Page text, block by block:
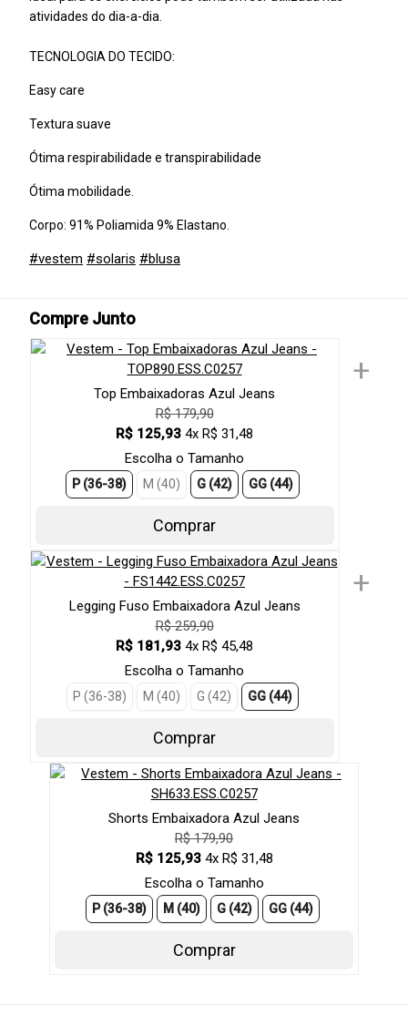
atividades do dia-a-dia.
TECNOLOGIA DO TECIDO:
Easy care
Textura suave
Ótima respirabilidade e transpirabilidade
Ótima mobilidade.
Corpo: 91% Poliamida 9% Elastano.
#vestem #solaris #blusa
Compre Junto
Top Embaixadoras Azul Jeans
R$ 179,90
R$ 125,93 4x R$ 31,48
Escolha o Tamanho
P (36-38) M (40) G (42) GG (44)
Comprar
+
Legging Fuso Embaixadora Azul Jeans
R$ 259,90
R$ 181,93 4x R$ 45,48
Escolha o Tamanho
P (36-38) M (40) G (42) GG (44)
Comprar
+
Shorts Embaixadora Azul Jeans
R$ 179,90
R$ 125,93 4x R$ 31,48
Escolha o Tamanho
P (36-38) M (40) G (42) GG (44)
Comprar